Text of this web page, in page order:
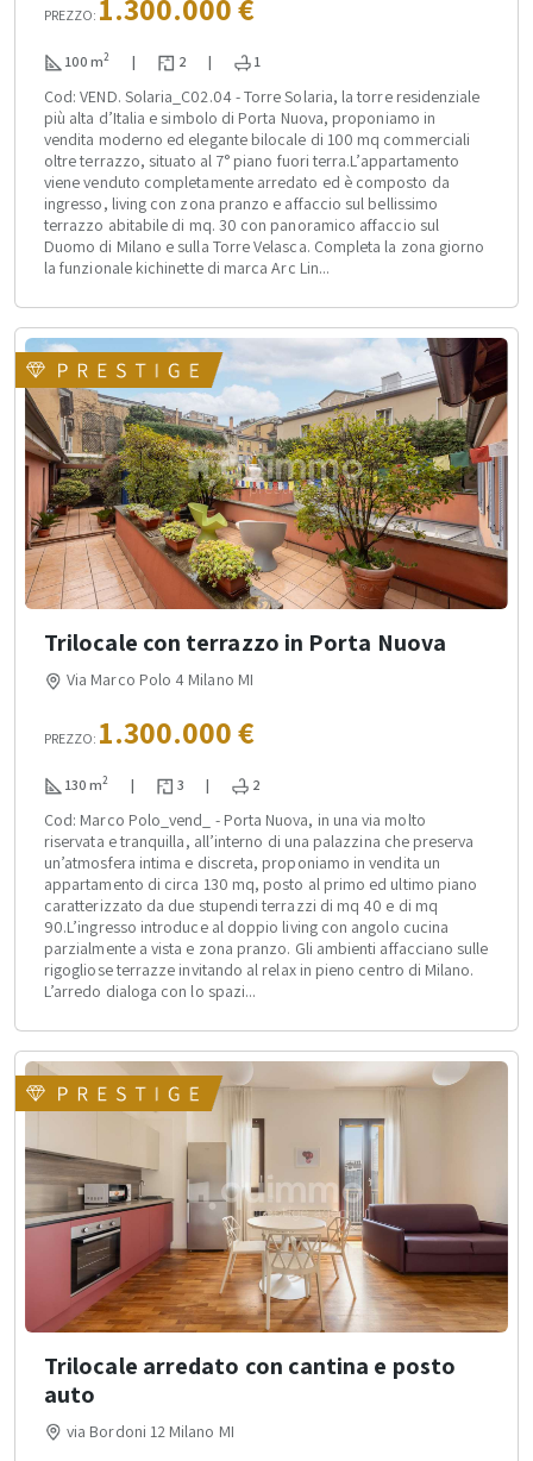
PREZZO:
100 m2 | 2 | 1
Cod: VEND. Solaria_C02.04 - Torre Solaria, la torre residenziale
più alta d’Italia e simbolo di Porta Nuova, proponiamo in
vendita moderno ed elegante bilocale di 100 mq commerciali
oltre terrazzo, situato al 7° piano fuori terra.L’appartamento
viene venduto completamente arredato ed è composto da
ingresso, living con zona pranzo e affaccio sul bellissimo
terrazzo abitabile di mq. 30 con panoramico affaccio sul
Duomo di Milano e sulla Torre Velasca. Completa la zona giorno
la funzionale kichinette di marca Arc Lin...
Trilocale con terrazzo in Porta Nuova
Via Marco Polo 4 Milano MI
PREZZO: 1.300.000 €
130 m2 | 3 | 2
Cod: Marco Polo_vend_ - Porta Nuova, in una via molto
riservata e tranquilla, all’interno di una palazzina che preserva
un’atmosfera intima e discreta, proponiamo in vendita un
appartamento di circa 130 mq, posto al primo ed ultimo piano
caratterizzato da due stupendi terrazzi di mq 40 e di mq
90.L’ingresso introduce al doppio living con angolo cucina
parzialmente a vista e zona pranzo. Gli ambienti affacciano sulle
rigogliose terrazze invitando al relax in pieno centro di Milano.
L’arredo dialoga con lo spazi...
Trilocale arredato con cantina e posto
auto
via Bordoni 12 Milano MI